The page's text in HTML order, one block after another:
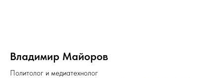
Владимир Майоров
Политолог и медиатехнолог